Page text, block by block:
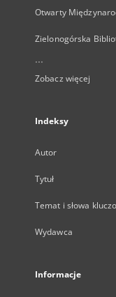
Otwarty
Zielonogórska
...
Zobacz więcej
Indeksy
Autor
Tytuł
Temat i słowa
Wydawca
Informacje